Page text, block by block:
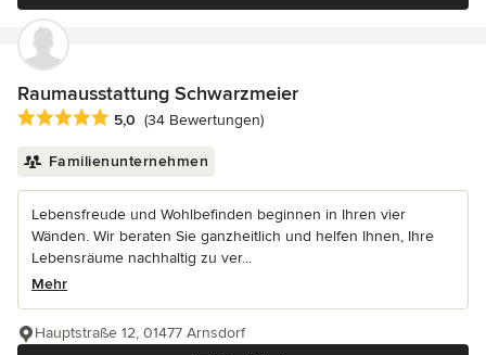
Raumausstattung Schwarzmeier
Durchschnittliche Bewertung: 5 von 5 Sternen
5,0 (34 Bewertungen)
Familienunternehmen
Lebensfreude und Wohlbefinden beginnen in Ihren vier
Wänden. Wir beraten Sie ganzheitlich und helfen Ihnen, Ihre
Lebensräume nachhaltig zu ver...
Mehr
Hauptstraße 12, 01477 Arnsdorf